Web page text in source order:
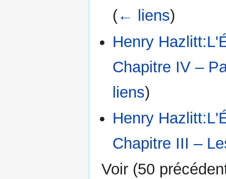
(← liens)
Henry
Chapitre IV –
liens)
Henry
Chapitre III –
Voir (50